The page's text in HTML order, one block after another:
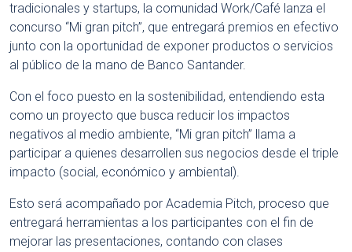
tradicionales y startups, la comunidad Work/Café lanza el
concurso “Mi gran pitch”, que entregará premios en efectivo
junto con la oportunidad de exponer productos o servicios
al público de la mano de Banco Santander.
Con el foco puesto en la sostenibilidad, entendiendo esta
como un proyecto que busca reducir los impactos
negativos al medio ambiente, “Mi gran pitch” llama a
participar a quienes desarrollen sus negocios desde el triple
impacto (social, económico y ambiental).
Esto será acompañado por Academia Pitch, proceso que
entregará herramientas a los participantes con el fin de
mejorar las presentaciones, contando con clases